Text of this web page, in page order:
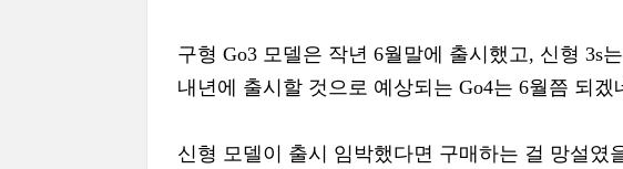
구형 Go3 모델은 작년 6월말에 출시했고, 신형 3s
내년에 출시할 것으로 예상되는 Go4는 6월쯤 되겠
신형 모델이 출시 임박했다면 구매하는 걸 망설였